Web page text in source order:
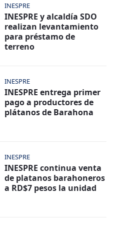
INESPRE
INESPRE y alcaldía SDO
realizan levantamiento
para préstamo de
terreno
INESPRE
INESPRE entrega primer
pago a productores de
plátanos de Barahona
INESPRE
INESPRE continua venta
de platanos barahoneros
a RD$7 pesos la unidad